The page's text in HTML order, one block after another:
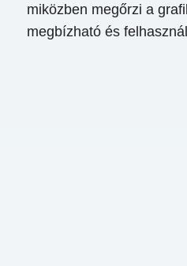
miközben megőrzi a
megbízható és